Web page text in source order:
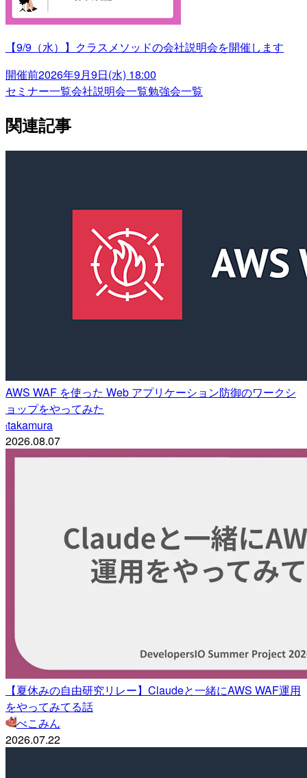
【9/9（水）】クラスメソッドの会社説明会を開催します
開催前2026年9月9日(水) 18:00
セミナー一覧会社説明会一覧勉強会一覧
関連記事
AWS WAF を使った Web アプリケーション防御のワークシ
ョップをやってみた
ttakamura
2026.08.07
【夏休みの自由研究リレー】Claudeと一緒にAWS WAF運用
をやってみてる話
べこみん
2026.07.22